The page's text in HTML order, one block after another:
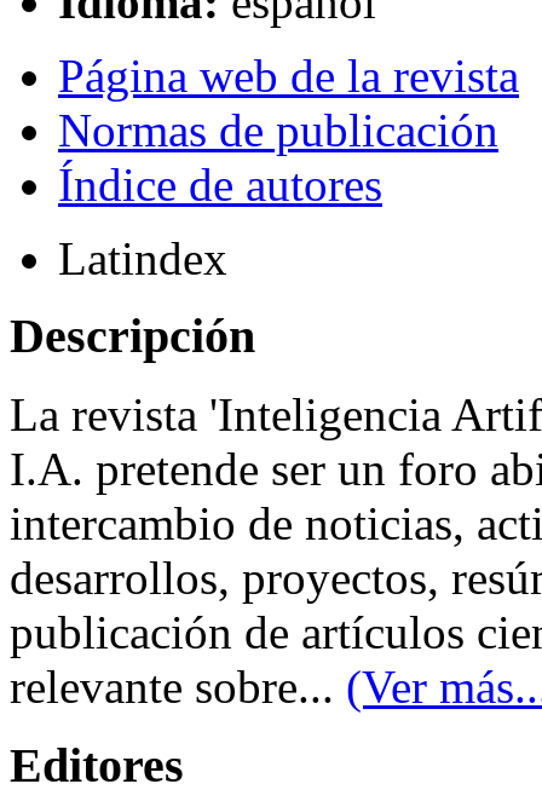
Página web de la revista
Normas de publicación
Índice de autores
Latindex
Descripción
La revista 'Inteligencia
I.A. pretende ser un foro
intercambio de noticias,
desarrollos, proyectos,
publicación de artículos
relevante sobre... (Ver
Editores